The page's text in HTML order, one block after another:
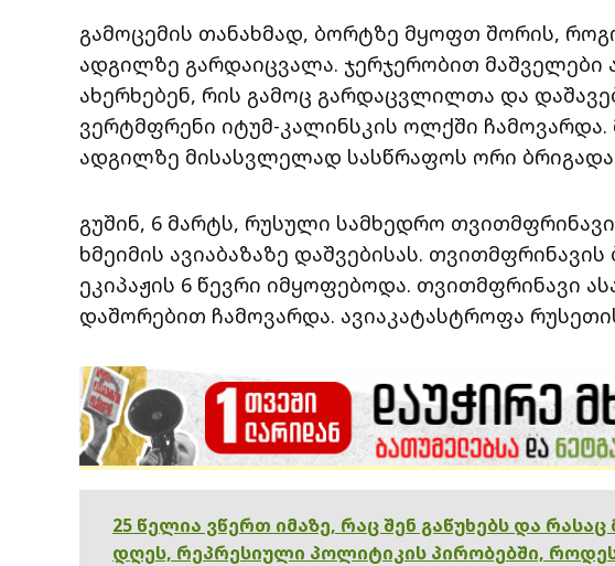
გამოცემის თანახმად, ბორტზე მყოფთ შორის,
ადგილზე გარდაიცვალა. ჯერჯერობით მაშველები
ახერხებენ, რის გამოც გარდაცვლილთა და
ვერტმფრენი იტუმ-კალინსკის ოლქში
ადგილზე მისასვლელად სასწრაფოს ორი ბრიგადა
გუშინ, 6 მარტს, რუსული სამხედრო
ხმეიმის ავიაბაზაზე დაშვებისას.
ეკიპაჟის 6 წევრი იმყოფებოდა. თვითმფრინავი
დაშორებით ჩამოვარდა. ავიაკატასტროფა
25 წელია ვწერთ იმაზე, რაც შენ გაწუხებს და
დღეს, რეპრესიული პოლიტიკის პირობებში,